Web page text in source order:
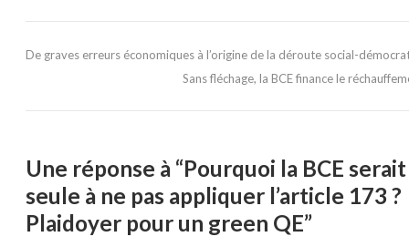
De graves erreurs économiques à l’origine de la déroute social-
Sans fléchage, la BCE finance le
Une réponse à “Pourquoi la BCE
seule à ne pas appliquer l’article 173 ?
Plaidoyer pour un green QE”